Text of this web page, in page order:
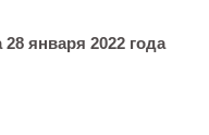
января 2022 года